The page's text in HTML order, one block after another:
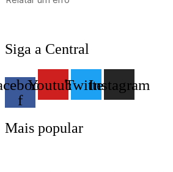
Siga a Central
f
YoutubeTwitterInstagram
Mais popular